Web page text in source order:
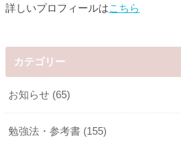
詳しいプロフィールはこちら
カテゴリー
お知らせ (65)
勉強法・参考書 (155)